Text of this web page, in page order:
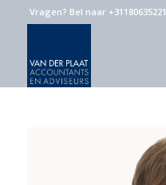
Vragen? Bel naar +31180635221